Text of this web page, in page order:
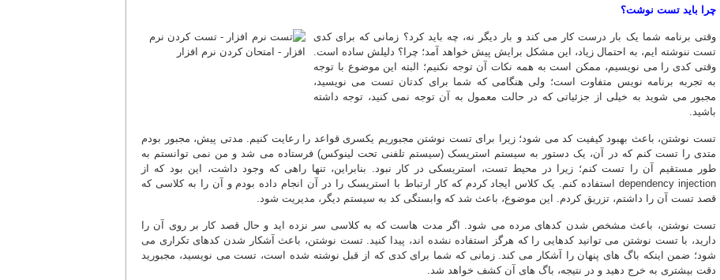
چرا باید تست نوشت؟
وقتی برنامه شما یک بار درست کار می کند و بار دیگر نه، چه باید کرد؟ زمانی که برای کدی
تست ننوشته ایم، به احتمال زیاد، این مشکل برایش پیش خواهد آمد؛ چرا؟ دلیلش ساده است.
وقتی کدی را می نویسیم، ممکن است به همه نکات آن توجه نکنیم؛ البته این موضوع با توجه
به تجربه برنامه نویس متفاوت است؛ ولی هنگامی که شما برای کدتان تست می نویسید،
مجبور می شوید به خیلی از جزئیاتی که در حالت معمول به آن توجه نمی کنید، توجه داشته
باشید.
تست نوشتن، باعث بهبود کیفیت کد می شود؛ زیرا برای تست نوشتن مجبوریم یکسری قواعد را رعایت کنیم. مدتی پیش، مجبور بودم
متدی را تست کنم که در آن، یک دستور به سیستم استریسک (سیستم تلفنی تحت لینوکس) فرستاده می شد و من نمی توانستم به
طور مستقیم آن را تست کنم؛ زیرا در محیط تست، استریسکی در کار نبود. بنابراین، تنها راهی که وجود داشت، این بود که از
dependency injection استفاده کنم. یک کلاس ایجاد کردم که کار ارتباط با استریسک را در آن انجام داده بودم و آن را به کلاسی که
قصد تست آن را داشتم، تزریق کردم. این موضوع، باعث شد که وابستگی کد به سیستم دیگر، مدیریت شود.
تست نوشتن، باعث مشخص شدن کدهای مرده می شود. اگر مدت هاست که به کلاسی سر نزده اید و حال قصد کار بر روی آن را
دارید، با تست نوشتن می توانید کدهایی را که هرگز استفاده نشده اند، پیدا کنید. تست نوشتن، باعث آشکار شدن کدهای تکراری می
شود؛ ضمن اینکه باگ های پنهان را آشکار می کند. زمانی که شما برای کدی که از قبل نوشته شده است، تست می نویسید، مجبورید
دقت بیشتری به خرج دهید و در نتیجه، باگ های آن کشف خواهد شد.